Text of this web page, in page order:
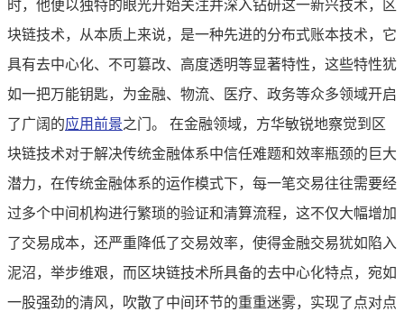
时，他便以独特的眼光开始关注并深入钻研这一新兴技术，区
块链技术，从本质上来说，是一种先进的分布式账本技术，它
具有去中心化、不可篡改、高度透明等显著特性，这些特性犹
如一把万能钥匙，为金融、物流、医疗、政务等众多领域开启
了广阔的应用前景之门。 在金融领域，方华敏锐地察觉到区
块链技术对于解决传统金融体系中信任难题和效率瓶颈的巨大
潜力，在传统金融体系的运作模式下，每一笔交易往往需要经
过多个中间机构进行繁琐的验证和清算流程，这不仅大幅增加
了交易成本，还严重降低了交易效率，使得金融交易犹如陷入
泥沼，举步维艰，而区块链技术所具备的去中心化特点，宛如
一股强劲的清风，吹散了中间环节的重重迷雾，实现了点对点